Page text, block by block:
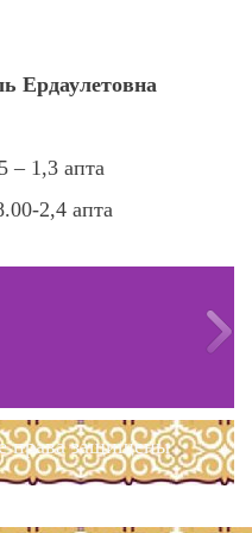
Ердаулетовна
– 1,3 апта
апта
права защищены